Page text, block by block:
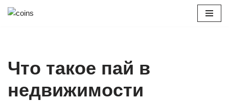
Что такое пай в
недвижимости